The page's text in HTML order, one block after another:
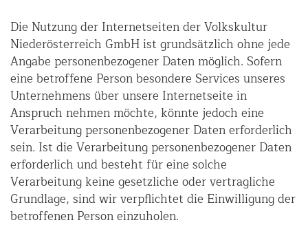
Die Nutzung der Internetseiten der Volkskultur
Niederösterreich GmbH ist grundsätzlich ohne jede
Angabe personenbezogener Daten möglich. Sofern
eine betroffene Person besondere Services unseres
Unternehmens über unsere Internetseite in
Anspruch nehmen möchte, könnte jedoch eine
Verarbeitung personenbezogener Daten erforderlich
sein. Ist die Verarbeitung personenbezogener Daten
erforderlich und besteht für eine solche
Verarbeitung keine gesetzliche oder vertragliche
Grundlage, sind wir verpflichtet die Einwilligung der
betroffenen Person einzuholen.